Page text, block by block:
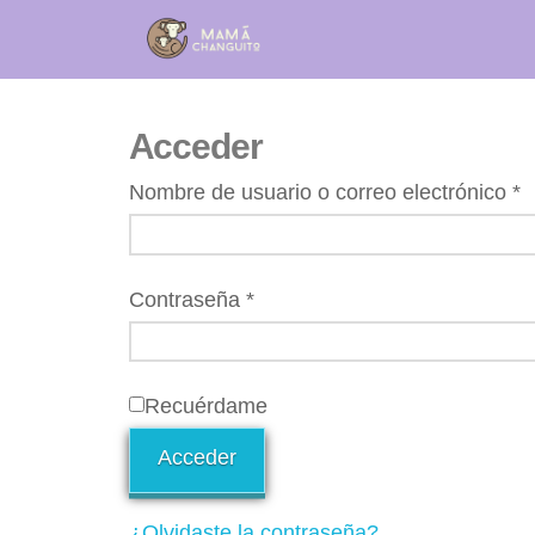
Acceder
Nombre de usuario o correo electrónico *
Contraseña *
Recuérdame
Acceder